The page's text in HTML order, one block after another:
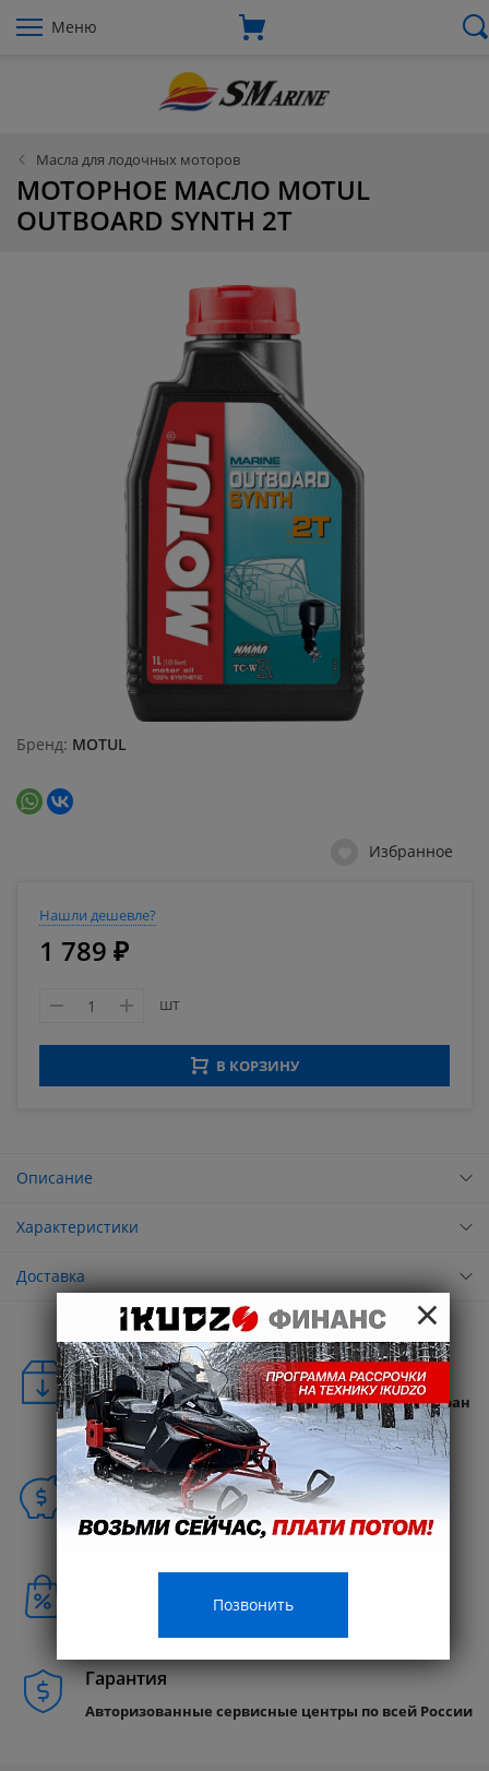
Меню
Масла для лодочных моторов
МОТОРНОЕ МАСЛО MOTUL
OUTBOARD SYNTH 2T
Бренд MOTUL
Избранное
Нашли дешевле?
1 789 ₽
шт
В КОРЗИНУ
Описание
Характеристики
Доставка
Удобная доставка
Бесплатная доставка в любую точку России и стран
СНГ
Способы покупки
Совершайте покупки и получайте
Гарантия
Авторизованные сервисные центры по всей России
×
Позвонить